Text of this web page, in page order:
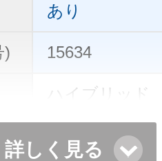
あり
) 15634
ハイブリッド
詳しく見る